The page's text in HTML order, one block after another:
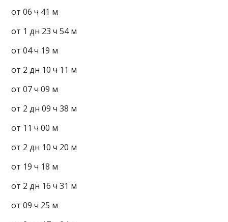
от 06 ч 41 м
от 1 дн 23 ч 54 м
от 04 ч 19 м
от 2 дн 10 ч 11 м
от 07 ч 09 м
от 2 дн 09 ч 38 м
от 11 ч 00 м
от 2 дн 10 ч 20 м
от 19 ч 18 м
от 2 дн 16 ч 31 м
от 09 ч 25 м